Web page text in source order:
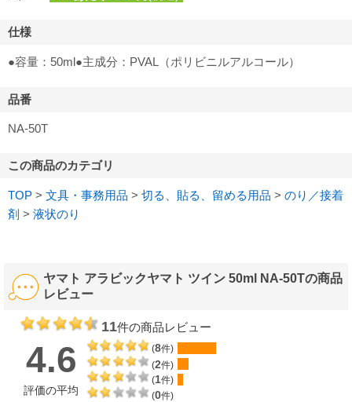
仕様
●容量：50ml●主成分：PVAL（ポリビニルアルコール）
品番
NA-50T
この商品のカテゴリ
TOP > 文具・事務用品 > 切る、貼る、留める用品 > のり／接着
剤 > 液状のり
ヤマト アラビックヤマト ツイン 50ml NA-50Tの商品
レビュー
11件の商品レビュー
4.6
評価の平均
(8件)
(2件)
(1件)
(0件)